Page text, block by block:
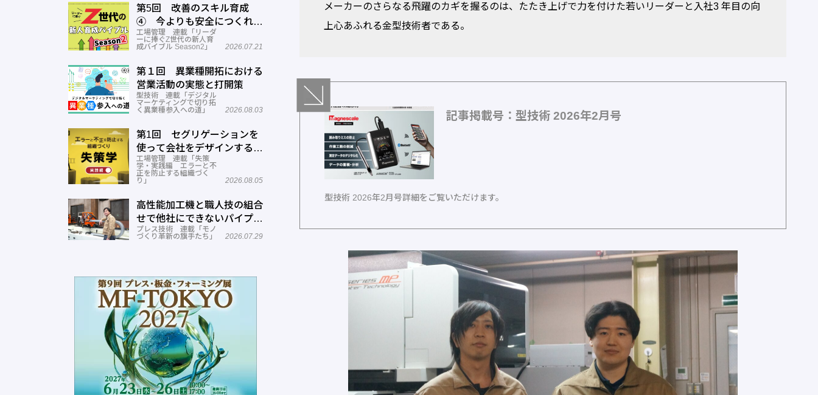
メーカーのさらなる飛躍のカギを握るのは、たたき上げで力を付けた若いリーダーと入社3 年目の向
上心あふれる金型技術者である。
記事掲載号：型技術 2026年2月号
型技術 2026年2月号詳細をご覧いただけます。
第5回 改善のスキル育成
④ 今よりも安全につくれる
スキルを高める
工場管理 連載「リーダ
ーに捧ぐZ世代の新人育
成バイブル Season2」
2026.07.21
第１回 異業種開拓における
営業活動の実態と打開策
型技術 連載「デジタル
マーケティングで切り拓
く異業種参入への道」
2026.08.03
第1回 セグリゲーションを
使って会社をデザインする方
法
工場管理 連載「失策
学・実践編 エラーと不
正を防止する組織づく
り」
2026.08.05
高性能加工機と職人技の組合
せで他社にできないパイプ曲
げを実現―ミナミ技研
プレス技術 連載「モノ
づくり革新の旗手たち」
2026.07.29